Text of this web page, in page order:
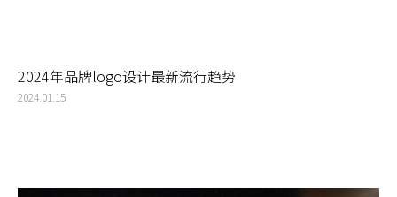
2024年品牌logo设计最新流行趋势
2024.01.15